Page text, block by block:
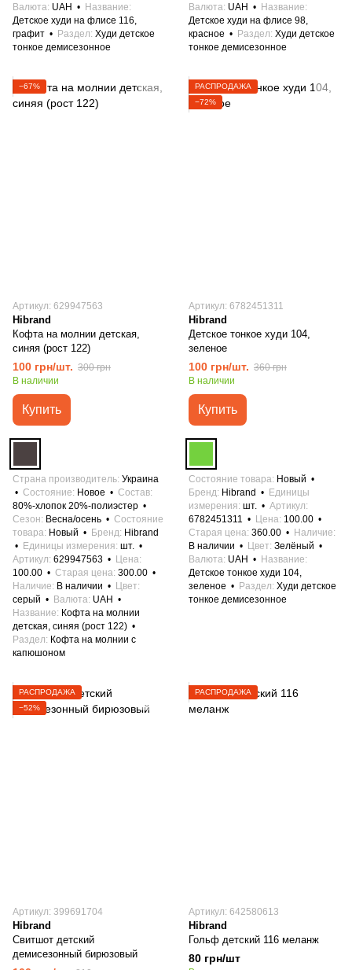
Валюта UAH
Название
Детское худи на флисе 116,
графит
Раздел Худи детское
тонкое демисезонное
Валюта UAH
Название
Детское худи на флисе 98,
красное
Раздел Худи детское
тонкое демисезонное
−67%
Артикул: 629947563
Hibrand
Кофта на молнии детская,
синяя (рост 122)
100 грн/шт. 300 грн
В наличии
Купить
Страна производитель Украина
Состояние Новое
Состав
80%-хлопок 20%-полиэстер
Сезон Весна/осень
Состояние
товара Новый Бренд Hibrand
Единицы измерения шт.
Артикул 629947563
Цена
100.00
Старая цена 300.00
Наличие В наличии
Цвет
серый
Валюта UAH
Название Кофта на молнии
детская, синяя (рост 122)
Раздел Кофта на молнии с
капюшоном
РАСПРОДАЖА
−72%
Артикул: 6782451311
Hibrand
Детское тонкое худи 104,
зеленое
100 грн/шт. 360 грн
В наличии
Купить
Состояние товара Новый
Бренд Hibrand
Единицы
измерения шт.
Артикул
6782451311
Цена 100.00
Старая цена 360.00
Наличие
В наличии
Цвет Зелёный
Валюта UAH
Название
Детское тонкое худи 104,
зеленое
Раздел Худи детское
тонкое демисезонное
РАСПРОДАЖА
−52%
Артикул: 399691704
Hibrand
Свитшот детский
демисезонный бирюзовый
РАСПРОДАЖА
Артикул: 642580613
Hibrand
Гольф детский 116 меланж
80 грн/шт